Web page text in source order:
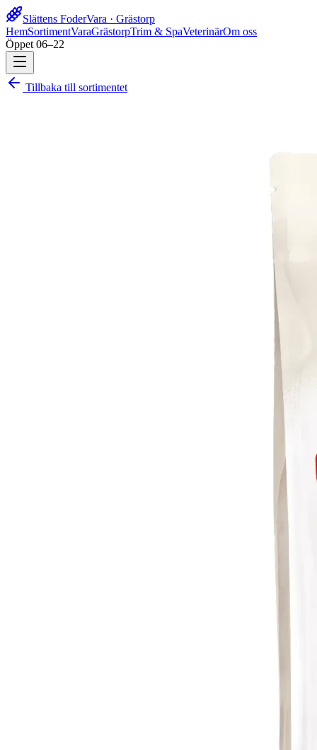
Slättens FoderVara · Grästorp
HemSortimentVaraGrästorpTrim & SpaVeterinärOm oss
Öppet 06–22
Tillbaka till sortimentet